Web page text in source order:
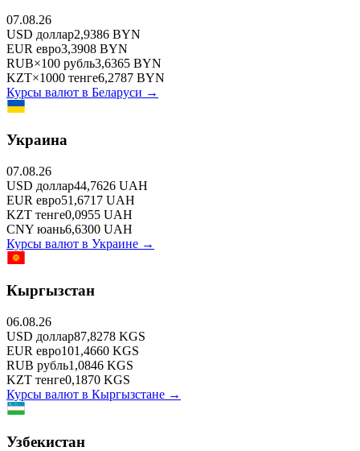
07.08.26
USD доллар2,9386 BYN
EUR евро3,3908 BYN
RUB×100 рубль3,6365 BYN
KZT×1000 тенге6,2787 BYN
Курсы валют в Беларуси →
Украина
07.08.26
USD доллар44,7626 UAH
EUR евро51,6717 UAH
KZT тенге0,0955 UAH
CNY юань6,6300 UAH
Курсы валют в Украине →
Кыргызстан
06.08.26
USD доллар87,8278 KGS
EUR евро101,4660 KGS
RUB рубль1,0846 KGS
KZT тенге0,1870 KGS
Курсы валют в Кыргызстане →
Узбекистан